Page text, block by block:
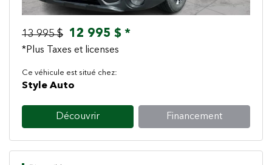
13 995 $ 12 995 $ *
*Plus Taxes et licenses
Ce véhicule est situé chez:
Style Auto
Découvrir Financement